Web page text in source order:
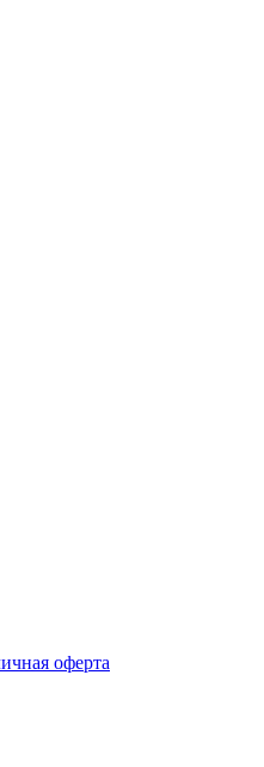
оферта